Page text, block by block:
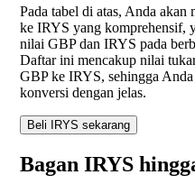
Pada tabel di atas, Anda
ke IRYS yang komprehensif,
nilai GBP dan IRYS pada
Daftar ini mencakup nilai
GBP ke IRYS, sehingga
konversi dengan jelas.
Beli IRYS sekarang
Bagan IRYS